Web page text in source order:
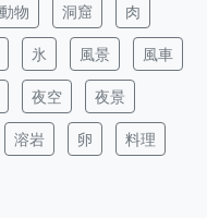
動物 洞窟 肉
氷 風景 風車
夜空 夜景
溶岩 卵 料理